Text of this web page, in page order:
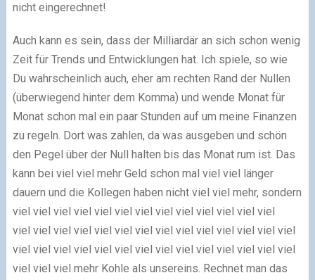
nicht eingerechnet!
Auch kann es sein, dass der Milliardär an sich schon wenig
Zeit für Trends und Entwicklungen hat. Ich spiele, so wie
Du wahrscheinlich auch, eher am rechten Rand der Nullen
(überwiegend hinter dem Komma) und wende Monat für
Monat schon mal ein paar Stunden auf um meine Finanzen
zu regeln. Dort was zahlen, da was ausgeben und schön
den Pegel über der Null halten bis das Monat rum ist. Das
kann bei viel viel mehr Geld schon mal viel viel länger
dauern und die Kollegen haben nicht viel viel mehr, sondern
viel viel viel viel viel viel viel viel viel viel viel viel viel
viel viel viel viel viel viel viel viel viel viel viel viel viel viel
viel viel viel viel viel viel viel viel viel viel viel viel viel viel
viel viel viel mehr Kohle als unsereins. Rechnet man das